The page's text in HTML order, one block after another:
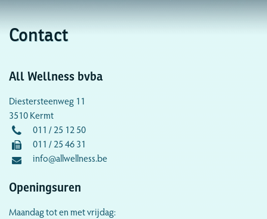
Contact
All Wellness bvba
Diestersteenweg 11
3510 Kermt
011 / 25 12 50
011 / 25 46 31
info@allwellness.be
Openingsuren
Maandag tot en met vrijdag: